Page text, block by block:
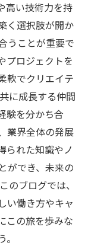
高い技術力を持
く選択肢が開か
うことが重要で
プロジェクトを
軟でクリエイテ
に成長する仲間
験を分かち合
業界全体の発展
られた知識やノ
ができ、未来の
のブログでは、
い働き方やキャ
この旅を歩みな